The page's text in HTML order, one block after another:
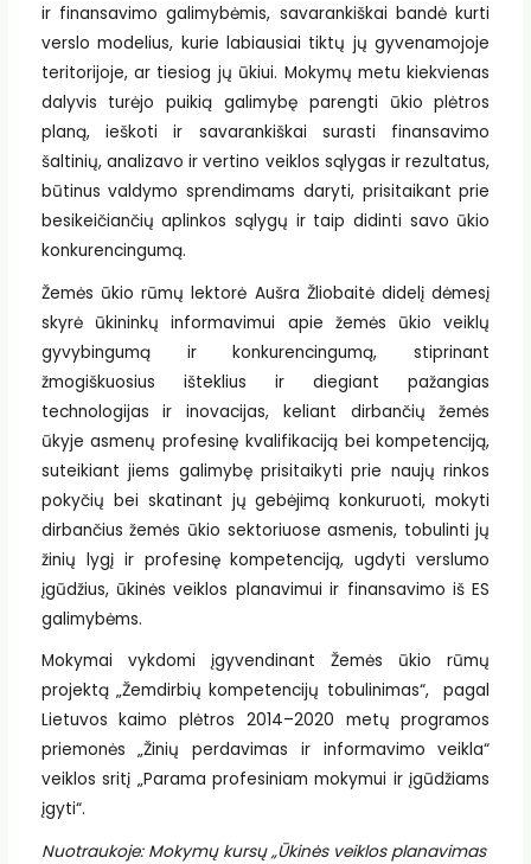
ir finansavimo galimybėmis, savarankiškai bandė kurti
verslo modelius, kurie labiausiai tiktų jų gyvenamojoje
teritorijoje, ar tiesiog jų ūkiui. Mokymų metu kiekvienas
dalyvis turėjo puikią galimybę parengti ūkio plėtros
planą, ieškoti ir savarankiškai surasti finansavimo
šaltinių, analizavo ir vertino veiklos sąlygas ir rezultatus,
būtinus valdymo sprendimams daryti, prisitaikant prie
besikeičiančių aplinkos sąlygų ir taip didinti savo ūkio
konkurencingumą.
Žemės ūkio rūmų lektorė Aušra Žliobaitė didelį dėmesį
skyrė ūkininkų informavimui apie žemės ūkio veiklų
gyvybingumą ir konkurencingumą, stiprinant
žmogiškuosius išteklius ir diegiant pažangias
technologijas ir inovacijas, keliant dirbančių žemės
ūkyje asmenų profesinę kvalifikaciją bei kompetenciją,
suteikiant jiems galimybę prisitaikyti prie naujų rinkos
pokyčių bei skatinant jų gebėjimą konkuruoti, mokyti
dirbančius žemės ūkio sektoriuose asmenis, tobulinti jų
žinių lygį ir profesinę kompetenciją, ugdyti verslumo
įgūdžius, ūkinės veiklos planavimui ir finansavimo iš ES
galimybėms.
Mokymai vykdomi įgyvendinant Žemės ūkio rūmų
projektą „Žemdirbių kompetencijų tobulinimas“, pagal
Lietuvos kaimo plėtros 2014–2020 metų programos
priemonės „Žinių perdavimas ir informavimo veikla“
veiklos sritį „Parama profesiniam mokymui ir įgūdžiams
įgyti“.
Nuotraukoje: Mokymų kursų „Ūkinės veiklos planavimas